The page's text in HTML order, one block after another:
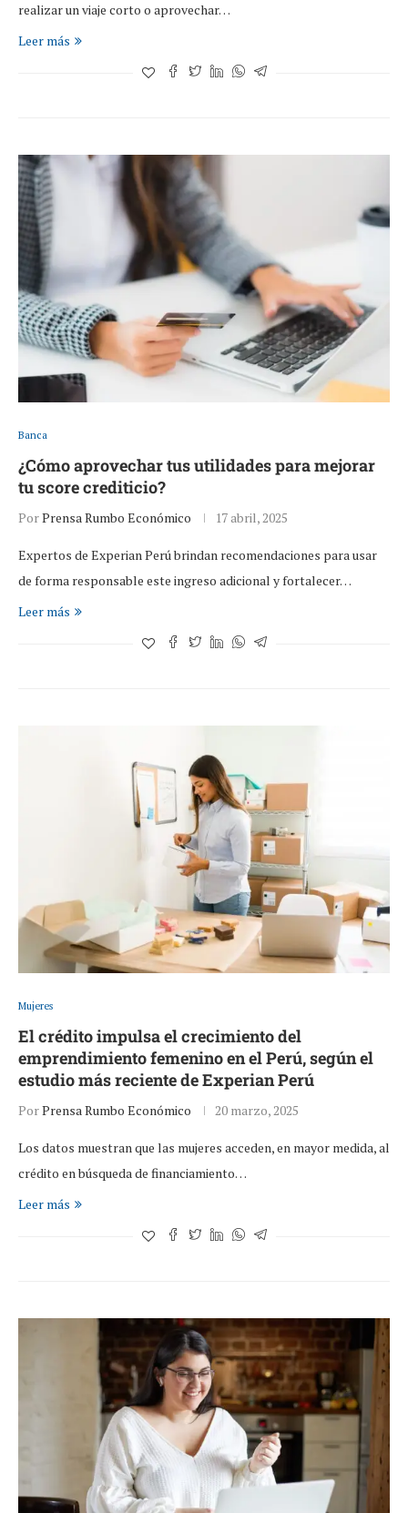
realizar un viaje corto o aprovechar…
Leer más
Banca
¿Cómo aprovechar tus utilidades para mejorar
tu score crediticio?
PorPrensa Rumbo Económico 17 abril, 2025
Expertos de Experian Perú brindan recomendaciones para usar
de forma responsable este ingreso adicional y fortalecer…
Leer más
Mujeres
El crédito impulsa el crecimiento del
emprendimiento femenino en el Perú, según el
estudio más reciente de Experian Perú
PorPrensa Rumbo Económico 20 marzo, 2025
Los datos muestran que las mujeres acceden, en mayor medida, al
crédito en búsqueda de financiamiento…
Leer más